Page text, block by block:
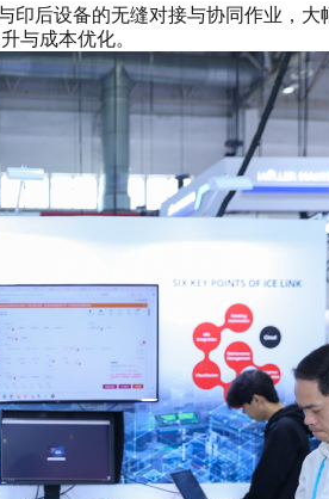
后设备的无缝对接与协同作业，大
与成本优化。